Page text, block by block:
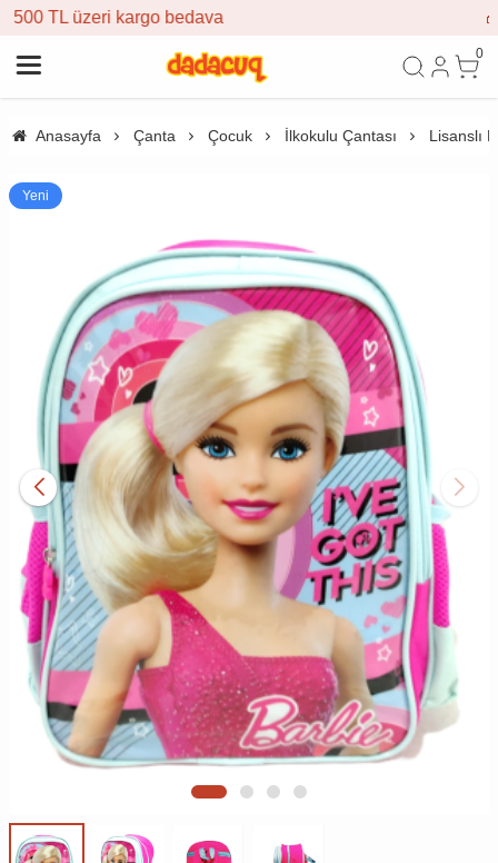
0
Anasayfa Çanta Çocuk İlkokulu Çantası Lisanslı
Yeni